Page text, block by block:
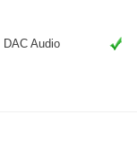
DAC Audio